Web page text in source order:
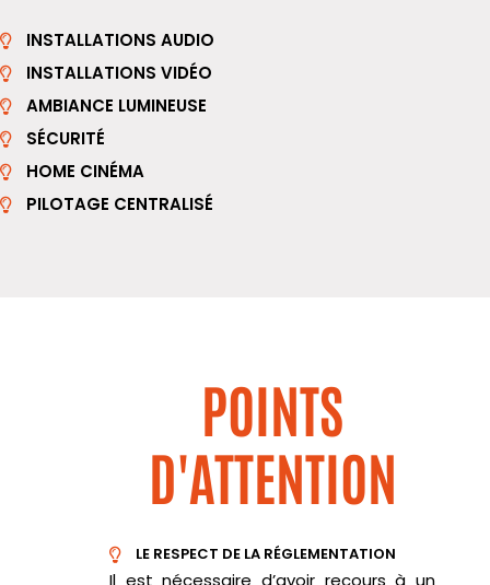
INSTALLATIONS AUDIO
INSTALLATIONS VIDÉO
AMBIANCE LUMINEUSE
SÉCURITÉ
HOME CINÉMA
PILOTAGE CENTRALISÉ
POINTS
D'ATTENTION
LE RESPECT DE LA RÉGLEMENTATION
Il est nécessaire d’avoir recours à un